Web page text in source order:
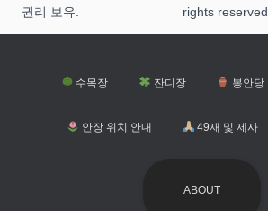
권리 보유.
rights reserved.
수목장 잔디장 봉안당
안장 위치 안내 49재 및 제사
ABOUT